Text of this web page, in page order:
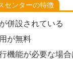
センターの特徴
併設されている
が無料
機能が必要な場合